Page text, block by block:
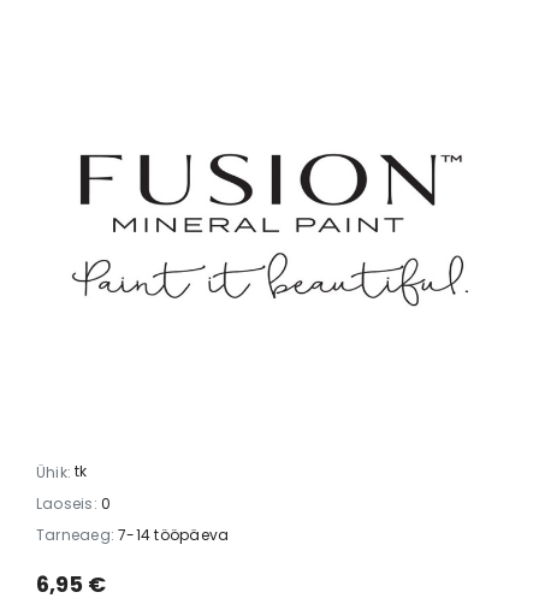
Ühik: tk
Laoseis: 0
Tarneaeg: 7-14 tööpäeva
6,95 €